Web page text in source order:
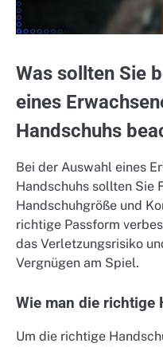
Was sollten Sie
eines
Handschuhs
Bei der Auswahl eines
Handschuhs sollten Sie
Handschuhgröße und
richtige Passform
das Verletzungsrisiko
Vergnügen am Spiel.
Wie man die richtige
Um die richtige